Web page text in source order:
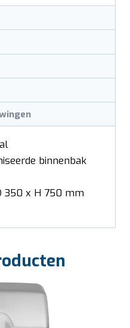
binnenbak
350 x H 750 mm